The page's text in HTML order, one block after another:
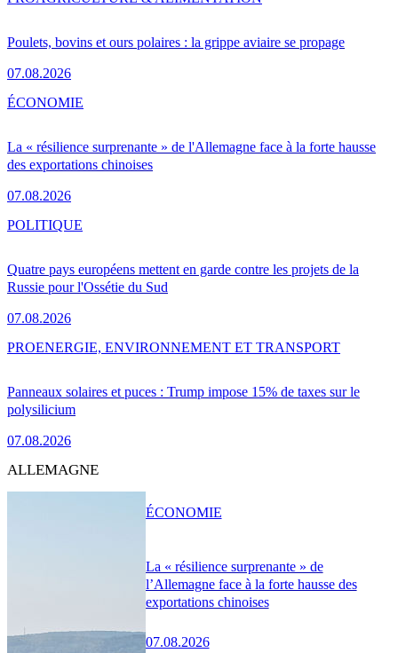
Poulets, bovins et ours polaires : la grippe aviaire se propage
07.08.2026
La « résilience surprenante » de l'Allemagne face à la forte hausse
des exportations chinoises
07.08.2026
ÉCONOMIE
Quatre pays européens mettent en garde contre les projets de la
Russie pour l'Ossétie du Sud
07.08.2026
POLITIQUE
Panneaux solaires et puces : Trump impose 15% de taxes sur le
polysilicium
07.08.2026
PROENERGIE, ENVIRONNEMENT ET TRANSPORT
ALLEMAGNE
La « résilience surprenante » de
l’Allemagne face à la forte hausse des
exportations chinoises
07.08.2026
ÉCONOMIE